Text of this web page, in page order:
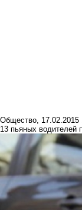
Общество, 17.02.2015
13 пьяных водителей